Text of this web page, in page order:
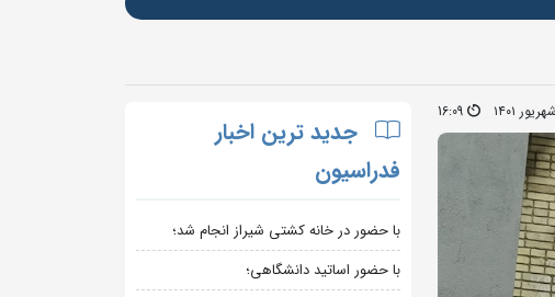
16:09
جدید ترین اخبار
فدراسیون
با حضور در خانه کشتی شیراز انجام شد؛
با حضور اساتید دانشگاهی؛